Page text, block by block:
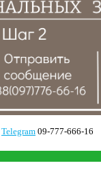
Telegram 09-777-666-16